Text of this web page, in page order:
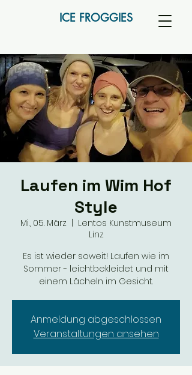
ICE FROGGIES
Laufen im Wim Hof
Style
Mi., 05. März
Lentos Kunstmuseum
Linz
Es ist wieder soweit! Laufen wie im
Sommer - leichtbekleidet und mit
einem Lächeln im Gesicht.
Anmeldung abgeschlossen
Veranstaltungen ansehen